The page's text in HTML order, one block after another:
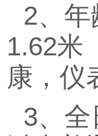
2、
1.62米
康，仪
3、